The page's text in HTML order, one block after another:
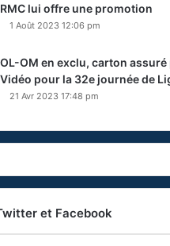
RMC lui offre une promotion
1 Août 2023 12:06 pm
OL-OM en exclu, carton
Vidéo pour la 32e journée de
21 Avr 2023 17:48 pm
et Facebook